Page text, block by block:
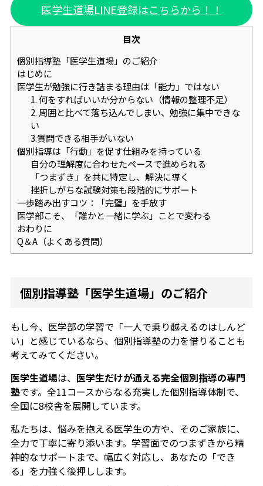
医学生道場LINE登録はこちらから！！
目次
個別指導塾「医学生道場」のご紹介
はじめに
医学生が勉強に行き詰まる理由は「能力」ではない
1. 何をすればいいか分からない（情報の整理不足）
2. 周囲と比べて落ち込んでしまい、勉強に集中できな
い
3.質問できる相手がいない
個別指導は「行動」を促す仕組みを持っている
自分の理解度に合わせたペースで進められる
「つまずき」を共に特定し、解決に導く
挫折しがちな試験対策も段階的にサポート
一歩踏み出すコツ：「完璧」を手放す
医学部こそ、「誰かと一緒に学ぶ」ことで変わる
おわりに
Q＆A（よくある質問）
個別指導塾「医学生道場」のご紹介
もし今、医学部の学習で「一人で乗り越えるのはしんど
い」と感じているなら、個別指導塾の力を借りることも
考えてみてください。
医学生道場は、 医学生だけが通える完全個別指導の専門
塾です。全11コースからなる充実した個別指導体制で、
全国に8校舎を展開しています。
私たちは、悩みを抱える医学生の方や、そのご家族に、
全力で丁寧に寄り添います。学習面でのつまずきから精
神的なサポートまで、幅広く対応し、あなたの「でき
る」を力強く後押しします。